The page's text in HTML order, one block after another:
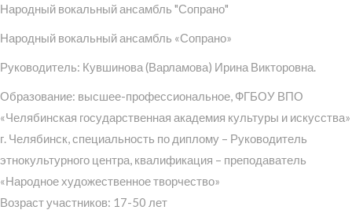
Народный вокальный ансамбль "Сопрано"
Народный вокальный ансамбль «Сопрано»
Руководитель: Кувшинова (Варламова) Ирина Викторовна.
Образование: высшее-профессиональное, ФГБОУ ВПО
«Челябинская государственная академия культуры и искусства»
г. Челябинск, специальность по диплому – Руководитель
этнокультурного центра, квалификация – преподаватель
«Народное художественное творчество»
Возраст участников: 17-50 лет